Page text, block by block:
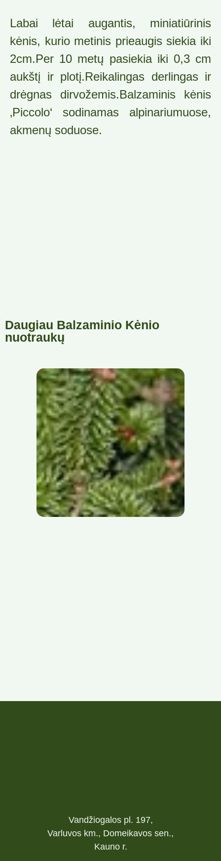
Labai lėtai augantis, miniatiūrinis
kėnis, kurio metinis prieaugis siekia iki
2cm.Per 10 metų pasiekia iki 0,3 cm
aukštį ir plotį.Reikalingas derlingas ir
drėgnas dirvožemis.Balzaminis kėnis
‚Piccolo‘ sodinamas alpinariumuose,
akmenų soduose.
Daugiau Balzaminio Kėnio
nuotraukų
Vandžiogalos pl. 197,
Varluvos km., Domeikavos sen.,
Kauno r.